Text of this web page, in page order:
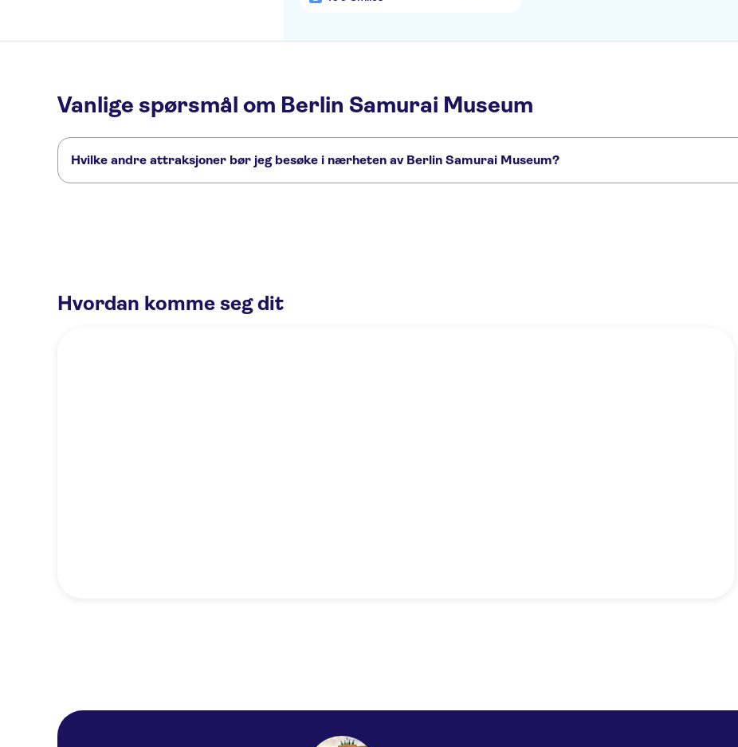
Vanlige spørsmål om Berlin Samurai Museum
Hvilke andre attraksjoner bør jeg besøke i nærheten av Berlin Samurai Museum?
Hvordan komme seg dit